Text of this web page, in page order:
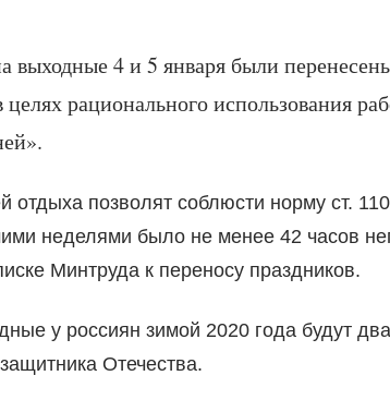
выходные 4 и 5 января были
рационального использования
позволят соблюсти норму ст.
неделями было не менее 42 часов
Минтруда к переносу праздников.
у россиян зимой 2020 года будут
Отечества.